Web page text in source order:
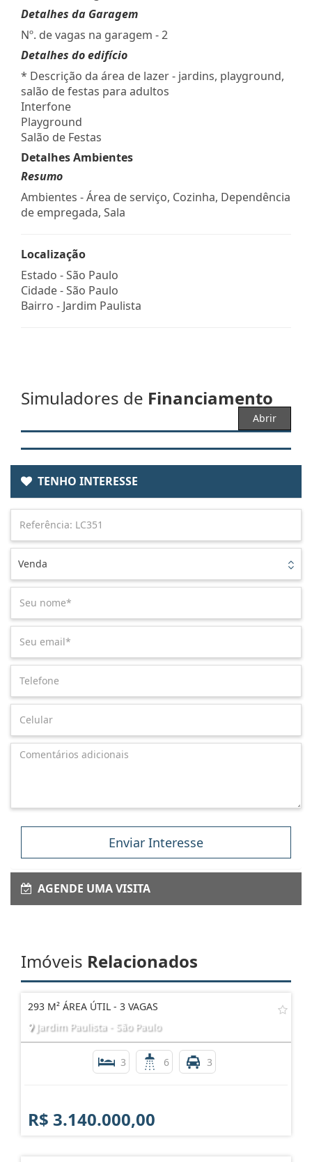
Detalhes da Garagem
Nº. de vagas na garagem - 2
Detalhes do edifício
* Descrição da área de lazer - jardins, playground,
salão de festas para adultos
Interfone
Playground
Salão de Festas
Detalhes Ambientes
Resumo
Ambientes - Área de serviço, Cozinha, Dependência
de empregada, Sala
Localização
Estado -São Paulo
Cidade -São Paulo
Bairro - Jardim Paulista
Simuladores de Financiamento
Abrir
TENHO INTERESSE
Venda
Enviar Interesse
AGENDE UMA VISITA
Imóveis Relacionados
293 M² ÁREA ÚTIL - 3 VAGAS
Jardim Paulista - São Paulo
3 6 3
R$ 3.140.000,00